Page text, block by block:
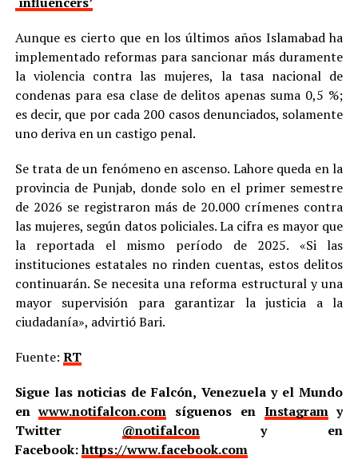
Aunque es cierto que en los últimos años Islamabad ha
implementado reformas para sancionar más duramente
la violencia contra las mujeres, la tasa nacional de
condenas para esa clase de delitos apenas suma 0,5 %;
es decir, que por cada 200 casos denunciados, solamente
uno deriva en un castigo penal.
Se trata de un fenómeno en ascenso. Lahore queda en la
provincia de Punjab, donde solo en el primer semestre
de 2026 se registraron más de 20.000 crímenes contra
las mujeres, según datos policiales. La cifra es mayor que
la reportada el mismo período de 2025. «Si las
instituciones estatales no rinden cuentas, estos delitos
continuarán. Se necesita una reforma estructural y una
mayor supervisión para garantizar la justicia a la
ciudadanía», advirtió Bari.
Fuente: RT
Sigue las noticias de Falcón, Venezuela y el Mundo
enwww.notifalcon.com síguenos en Instagramy
Twitter @notifalcony en
Facebook:https://www.facebook.com